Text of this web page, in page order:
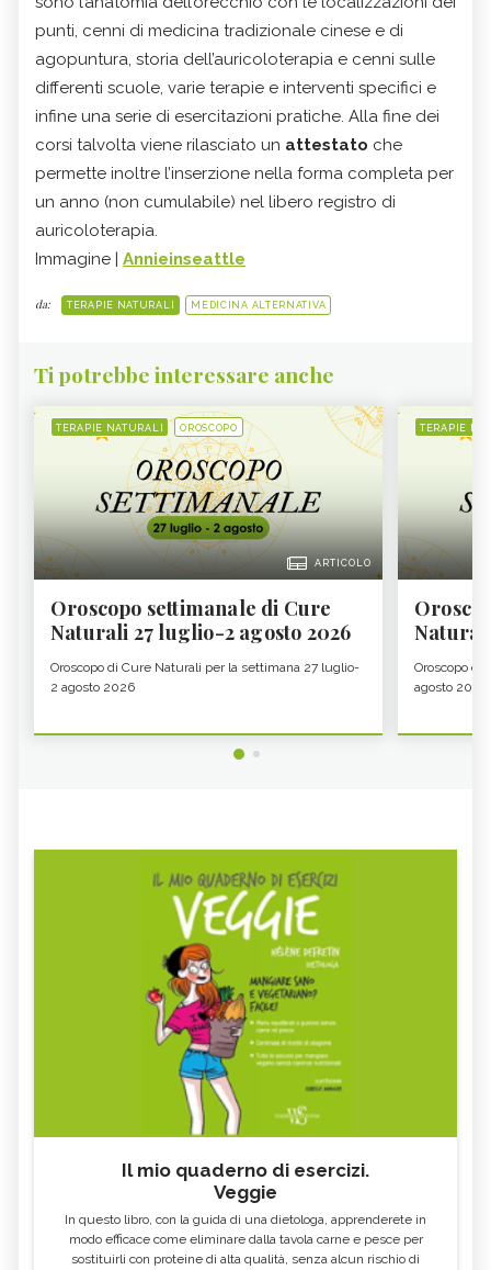
punti, cenni di medicina tradizionale cinese e di
agopuntura, storia dell’auricoloterapia e cenni sulle
differenti scuole, varie terapie e interventi specifici e
infine una serie di esercitazioni pratiche. Alla fine dei
corsi talvolta viene rilasciato un attestato che
permette inoltre l’inserzione nella forma completa per
un anno (non cumulabile) nel libero registro di
auricoloterapia.
Immagine | Annieinseattle
da: TERAPIE NATURALI MEDICINA ALTERNATIVA
Ti potrebbe interessare anche
TERAPIE NATURALI OROSCOPO
ARTICOLO
Oroscopo settimanale di Cure
Naturali 27 luglio-2 agosto 2026
Oroscopo di Cure Naturali per la settimana 27 luglio-
2 agosto 2026
TERAPIE
Oroscopo di
agosto 2026
Il mio quaderno di esercizi.
Veggie
In questo libro, con la guida di una dietologa, apprenderete in
modo efficace come eliminare dalla tavola carne e pesce per
sostituirli con proteine di alta qualità, senza alcun rischio di